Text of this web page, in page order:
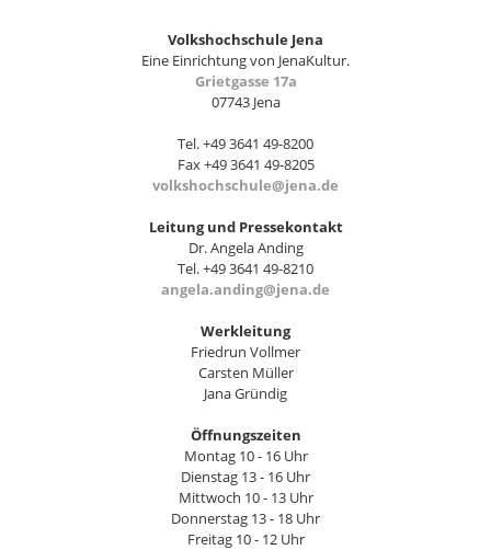
Volkshochschule Jena
Eine Einrichtung von JenaKultur.
Grietgasse 17a
07743 Jena
Tel. +49 3641 49-8200
Fax +49 3641 49-8205
volkshochschule@jena.de
Leitung und Pressekontakt
Dr. Angela Anding
Tel. +49 3641 49-8210
angela.anding@jena.de
Werkleitung
Friedrun Vollmer
Carsten Müller
Jana Gründig
Öffnungszeiten
Montag 10 - 16 Uhr
Dienstag 13 - 16 Uhr
Mittwoch 10 - 13 Uhr
Donnerstag 13 - 18 Uhr
Freitag 10 - 12 Uhr